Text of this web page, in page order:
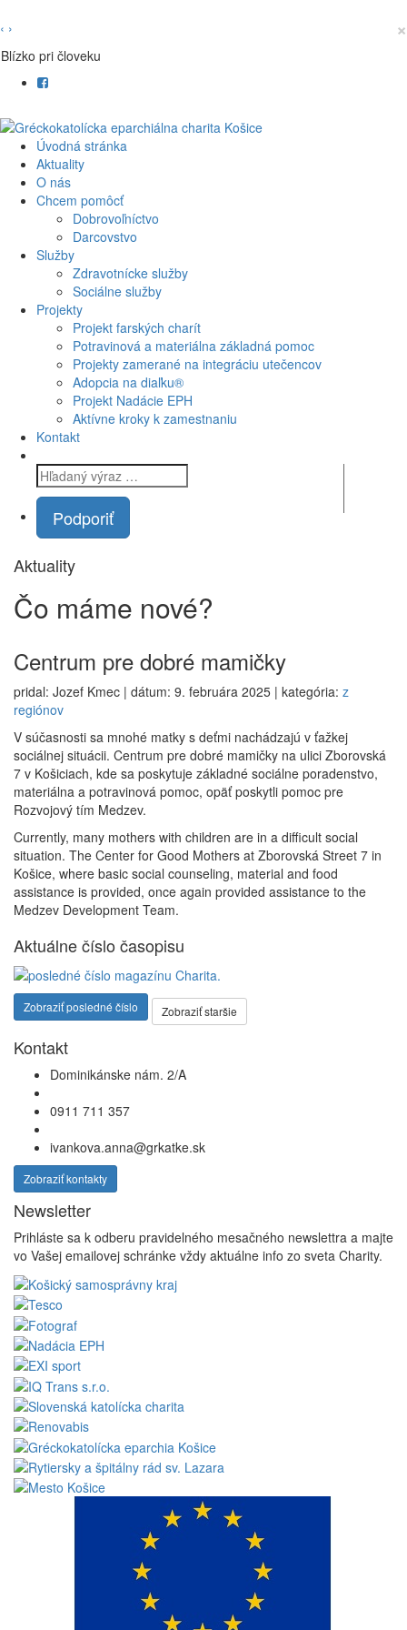
‹ › ×
Blízko pri človeku
Úvodná stránka
Aktuality
O nás
Chcem pomôcť
Dobrovoľníctvo
Darcovstvo
Služby
Zdravotnícke služby
Sociálne služby
Projekty
Projekt farských charít
Potravinová a materiálna základná pomoc
Projekty zamerané na integráciu utečencov
Adopcia na diaľku®
Projekt Nadácie EPH
Aktívne kroky k zamestnaniu
Kontakt
Podporiť
Aktuality
Čo máme nové?
Centrum pre dobré mamičky
pridal: Jozef Kmec | dátum: 9. februára 2025 | kategória: z
regiónov
V súčasnosti sa mnohé matky s deťmi nachádzajú v ťažkej
sociálnej situácii. Centrum pre dobré mamičky na ulici Zborovská
7 v Košiciach, kde sa poskytuje základné sociálne poradenstvo,
materiálna a potravinová pomoc, opäť poskytli pomoc pre
Rozvojový tím Medzev.
Currently, many mothers with children are in a difficult social
situation. The Center for Good Mothers at Zborovská Street 7 in
Košice, where basic social counseling, material and food
assistance is provided, once again provided assistance to the
Medzev Development Team.
Aktuálne číslo časopisu
Zobraziť posledné číslo Zobraziť staršie
Kontakt
Dominikánske nám. 2/A
0911 711 357
ivankova.anna@grkatke.sk
Zobraziť kontakty
Newsletter
Prihláste sa k odberu pravidelného mesačného newslettra a majte
vo Vašej emailovej schránke vždy aktuálne info zo sveta Charity.